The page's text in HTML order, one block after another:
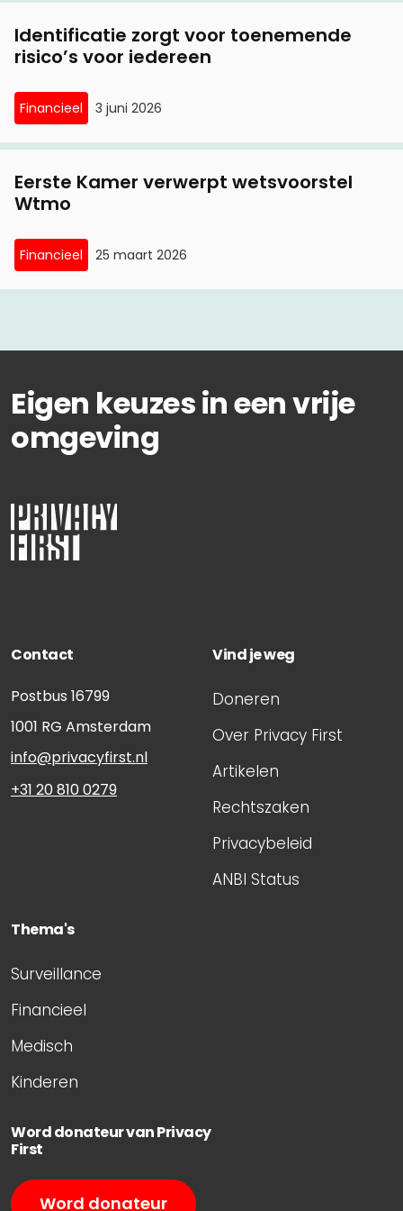
Identificatie zorgt voor toenemende
risico’s voor iedereen
Financieel 3 juni 2026
Eerste Kamer verwerpt wetsvoorstel
Wtmo
Financieel 25 maart 2026
Eigen keuzes in een vrije
omgeving
Contact
Postbus 16799
1001 RG Amsterdam
info@privacyfirst.nl
+31 20 810 0279
Vind je weg
Doneren
Over Privacy First
Artikelen
Rechtszaken
Privacybeleid
ANBI Status
Thema's
Surveillance
Financieel
Medisch
Kinderen
Word donateur van Privacy
First
Word donateur